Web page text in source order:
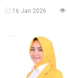
16 Jan 2026